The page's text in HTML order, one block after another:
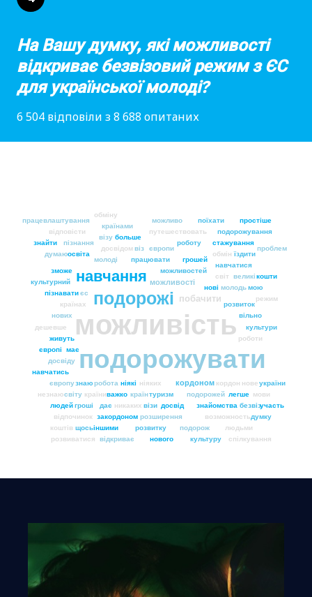
На Вашу думку, які можливості
відкриває безвізовий режим з ЄС
для української молоді?
6 504 відповіли з 8 688 опитаних
можливість
подорожувати
подорожі
навчання
побачити
можливості
кордоном
нові
ніяких
робота
можливостей
ніякі
світ
подорожей
туризм
важко
країни
молоді працювати грошей
кордон
країн
навчатися
знайомства
обмін
молодь
знаю
досвід
никаких
єс
гроші
освіта
досвідом європи
розвиток
легше
країнах
пізнання роботу стажування
возможность
розширення
їздити
закордоном
відпочинок
великі
візи
больше
відповісти
досвіду
вільно
пізнавати
роботи
світу
безвіз
людей
путешествовать
європу
дає
живуть
нове
нових
подорожування
зможе
людьми
подорож
розвитку
іншими
коштів
країнами
культури
навчатись
незнаю
працевлаштування
щось
європі
дешевше
думаю
культурний
має
мови
можливо поїхати простіше
спілкування
візу
культуру
нового
режим
відкриває
думку
кошти
розвиватися
віз
мою
знайти
обміну
проблем
україни
участь